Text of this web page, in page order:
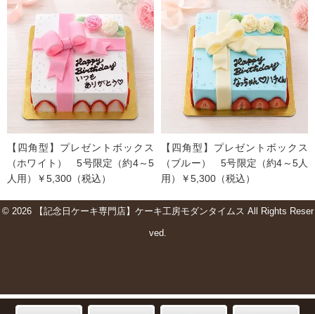
【四角型】プレゼントボックス
（ホワイト） 5号限定（約4～5
人用）￥5,300（税込）
【四角型】プレゼントボックス
（ブルー） 5号限定（約4～5人
用）￥5,300（税込）
© 2026 【記念日ケーキ専門店】ケーキ工房モダンタイムス All Rights Reser
ved.